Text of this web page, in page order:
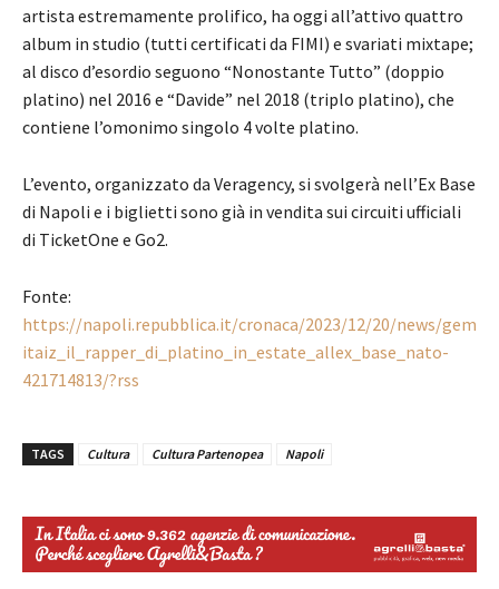
artista estremamente prolifico, ha oggi all’attivo quattro
album in studio (tutti certificati da FIMI) e svariati mixtape;
al disco d’esordio seguono “Nonostante Tutto” (doppio
platino) nel 2016 e “Davide” nel 2018 (triplo platino), che
contiene l’omonimo singolo 4 volte platino.
L’evento, organizzato da Veragency, si svolgerà nell’Ex Base
di Napoli e i biglietti sono già in vendita sui circuiti ufficiali
di TicketOne e Go2.
Fonte:
https://napoli.repubblica.it/cronaca/2023/12/20/news/gem
itaiz_il_rapper_di_platino_in_estate_allex_base_nato-
421714813/?rss
TAGS Cultura Cultura Partenopea Napoli